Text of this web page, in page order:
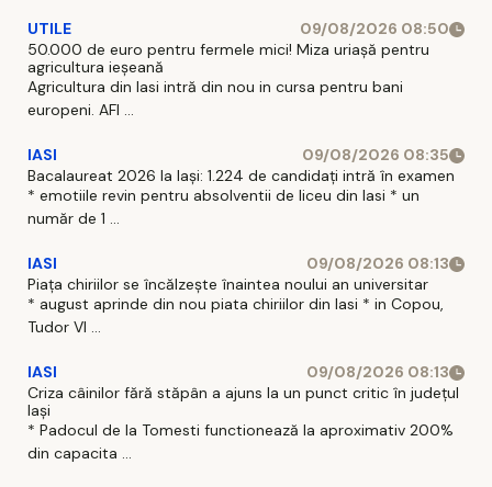
UTILE
09/08/2026 08:50
50.000 de euro pentru fermele mici! Miza uriașă pentru
agricultura ieșeană
Agricultura din Iasi intră din nou in cursa pentru bani
europeni. AFI ...
IASI
09/08/2026 08:35
Bacalaureat 2026 la Iași: 1.224 de candidați intră în examen
* emotiile revin pentru absolventii de liceu din Iasi * un
număr de 1 ...
IASI
09/08/2026 08:13
Piața chiriilor se încălzește înaintea noului an universitar
* august aprinde din nou piata chiriilor din Iasi * in Copou,
Tudor Vl ...
IASI
09/08/2026 08:13
Criza câinilor fără stăpân a ajuns la un punct critic în județul
Iași
* Padocul de la Tomesti functionează la aproximativ 200%
din capacita ...